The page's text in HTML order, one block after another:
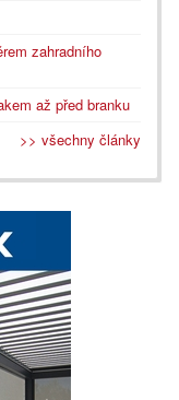
zahradního
až před branku
>> všechny články